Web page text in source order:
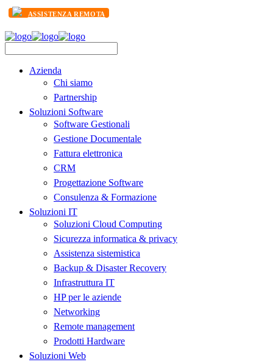
ASSISTENZA REMOTA
Azienda
Chi siamo
Partnership
Soluzioni Software
Software Gestionali
Gestione Documentale
Fattura elettronica
CRM
Progettazione Software
Consulenza & Formazione
Soluzioni IT
Soluzioni Cloud Computing
Sicurezza informatica & privacy
Assistenza sistemistica
Backup & Disaster Recovery
Infrastruttura IT
HP per le aziende
Networking
Remote management
Prodotti Hardware
Soluzioni Web